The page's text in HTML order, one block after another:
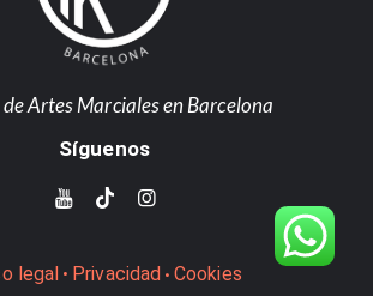
de Artes Marciales en Barcelona
Síguenos
legal • Privacidad • Cookies